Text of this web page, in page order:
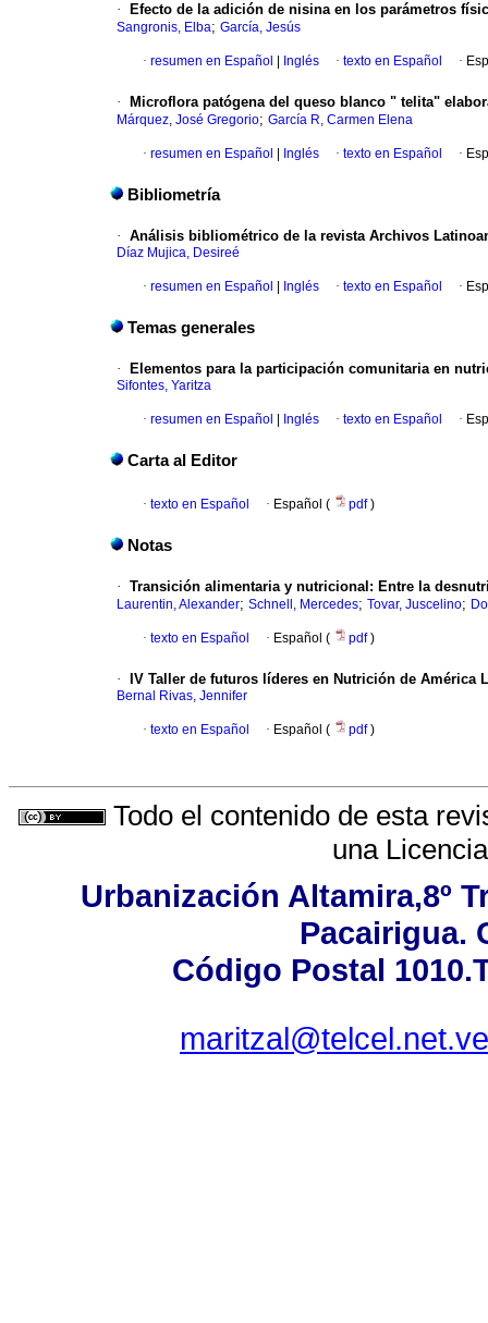
· Efecto de la adición de nisina en los parámetros
Sangronis, Elba; García, Jesús
· resumen en Español Inglés · texto en Español ·
· Microflora patógena del queso blanco " telita"
Márquez, José Gregorio; García R, Carmen Elena
· resumen en Español Inglés · texto en Español ·
Bibliometría
· Análisis bibliométrico de la revista Archivos
Díaz Mujica, Desireé
· resumen en Español Inglés · texto en Español ·
Temas generales
· Elementos para la participación comunitaria en
Sifontes, Yaritza
· resumen en Español Inglés · texto en Español ·
Carta al Editor
· texto en Español · Español ( pdf)
Notas
· Transición alimentaria y nutricional : Entre la
Laurentin, Alexander; Schnell, Mercedes; Tovar, Juscelino;
· texto en Español · Español ( pdf)
· IV Taller de futuros líderes en Nutrición de América
Bernal Rivas, Jennifer
· texto en Español · Español ( pdf)
Todo el contenido de esta
una
Urbanización Altamira,8º
Pacairigua.
Código Postal